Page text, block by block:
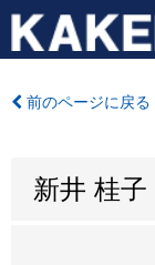
前のページに戻る
新井 桂子